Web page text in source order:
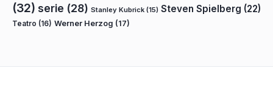
(32) serie (28) Stanley Kubrick (15) Steven Spielberg (22)
Teatro (16) Werner Herzog (17)